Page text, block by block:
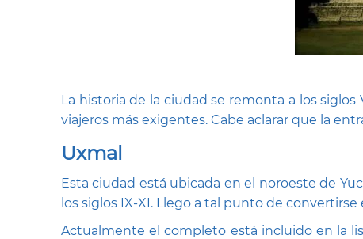
La historia de la ciudad se remonta a los
viajeros más exigentes. Cabe aclarar que la
Uxmal
Esta ciudad está ubicada en el noroeste de
los siglos IX-XI. Llego a tal punto de
Actualmente el completo está incluido en la